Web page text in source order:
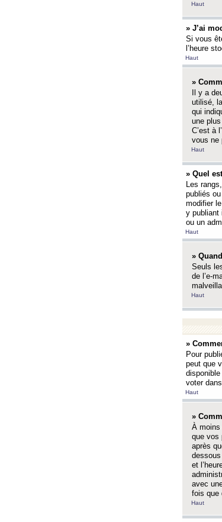
Haut
» J’ai
Si vous
l’heure
Haut
»
Il y a
utilisé,
qui
une
C’est à
vous ne
Haut
» Quel
Les
publiés
modifier
y publiant
ou un
Haut
»
Seuls
de l’e-
Haut
»
Pour
peut que
voter
Haut
»
À moins
que vos
après
et
avec
fois que
Haut